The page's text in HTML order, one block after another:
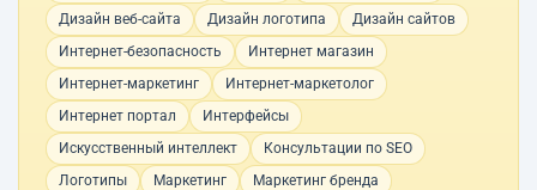
Дизайн веб-сайта
Дизайн логотипа
Дизайн сайтов
Интернет-безопасность
Интернет магазин
Интернет-маркетинг
Интернет-маркетолог
Интернет портал
Интерфейсы
Искусственный интеллект
Консультации по SEO
Логотипы
Маркетинг
Маркетинг бренда